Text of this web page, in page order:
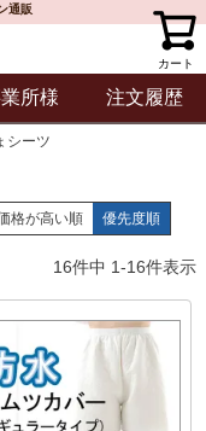
通販
カート
所様 注文履歴
シーツ
格が高い順 優先度順
16件中 1-16件表示